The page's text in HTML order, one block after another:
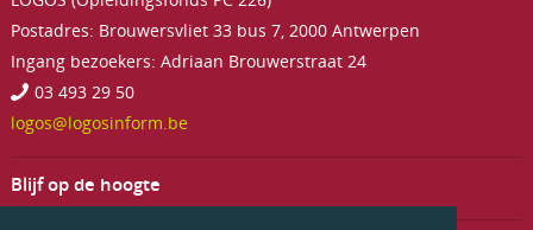
Postadres: Brouwersvliet 33 bus 7, 2000 Antwerpen
Ingang bezoekers: Adriaan Brouwerstraat 24
03 493 29 50
logos@logosinform.be
Blijf op de hoogte